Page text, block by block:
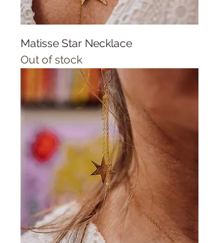
Matisse Star Necklace
Out of stock